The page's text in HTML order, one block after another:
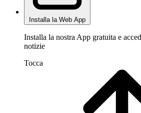
Installa la Web App
Installa la nostra App gratuita e
notizie
Tocca